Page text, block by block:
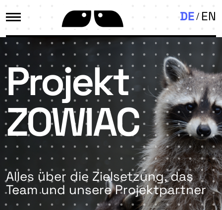
DE EN
Projekt
ZOWIAC
Alles über die Zielsetzung, das
Team und unsere Projektpartner